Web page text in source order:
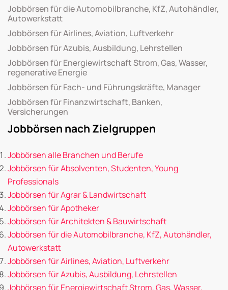
Jobbörsen für die Automobilbranche, KfZ, Autohändler,
Autowerkstatt
Jobbörsen für Airlines, Aviation, Luftverkehr
Jobbörsen für Azubis, Ausbildung, Lehrstellen
Jobbörsen für Energiewirtschaft Strom, Gas, Wasser,
regenerative Energie
Jobbörsen für Fach- und Führungskräfte, Manager
Jobbörsen für Finanzwirtschaft, Banken,
Versicherungen
Jobbörsen nach Zielgruppen
Jobbörsen alle Branchen und Berufe
Jobbörsen für Absolventen, Studenten, Young
Professionals
Jobbörsen für Agrar & Landwirtschaft
Jobbörsen für Apotheker
Jobbörsen für Architekten & Bauwirtschaft
Jobbörsen für die Automobilbranche, KfZ, Autohändler,
Autowerkstatt
Jobbörsen für Airlines, Aviation, Luftverkehr
Jobbörsen für Azubis, Ausbildung, Lehrstellen
Jobbörsen für Energiewirtschaft Strom, Gas, Wasser,